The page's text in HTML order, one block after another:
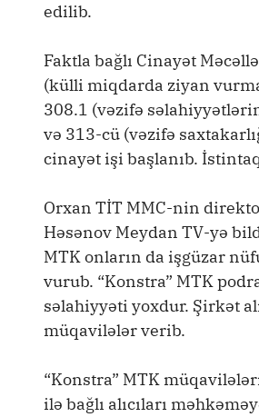
edilib.
Faktla bağlı Cinayət
(külli miqdarda ziyan
308.1 (vəzifə
və 313-cü (vəzifə
cinayət işi başlanıb.
Orxan TİT MMC-nin
Həsənov Meydan TV-yə
MTK onların da işgüzar
vurub. “Konstra” MTK
səlahiyyəti yoxdur. Şirkət
müqavilələr verib.
“Konstra” MTK
ilə bağlı alıcıları